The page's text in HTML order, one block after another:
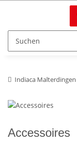
Indiaca Malterdingen
Accessoires